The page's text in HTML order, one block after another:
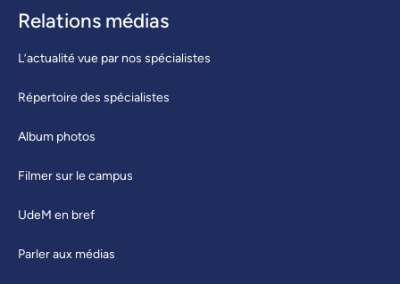
Relations médias
L’actualité vue par nos spécialistes
Répertoire des spécialistes
Album photos
Filmer sur le campus
UdeM en bref
Parler aux médias